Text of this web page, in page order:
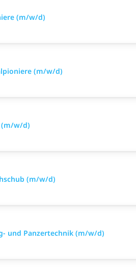
(m/w/d)
(m/w/d)
(m/w/d)
(m/w/d)
und Panzertechnik (m/w/d)